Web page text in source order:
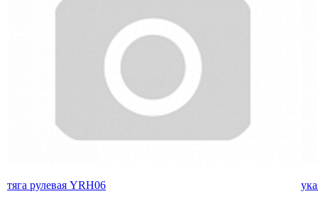
тяга рулевая YRH06